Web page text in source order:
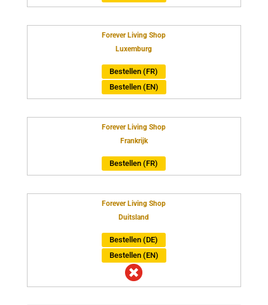
Forever Living Shop
Luxemburg
Bestellen (FR)
Bestellen (EN)
Forever Living Shop
Frankrijk
Bestellen (FR)
Forever Living Shop
Duitsland
Bestellen (DE)
Bestellen (EN)
